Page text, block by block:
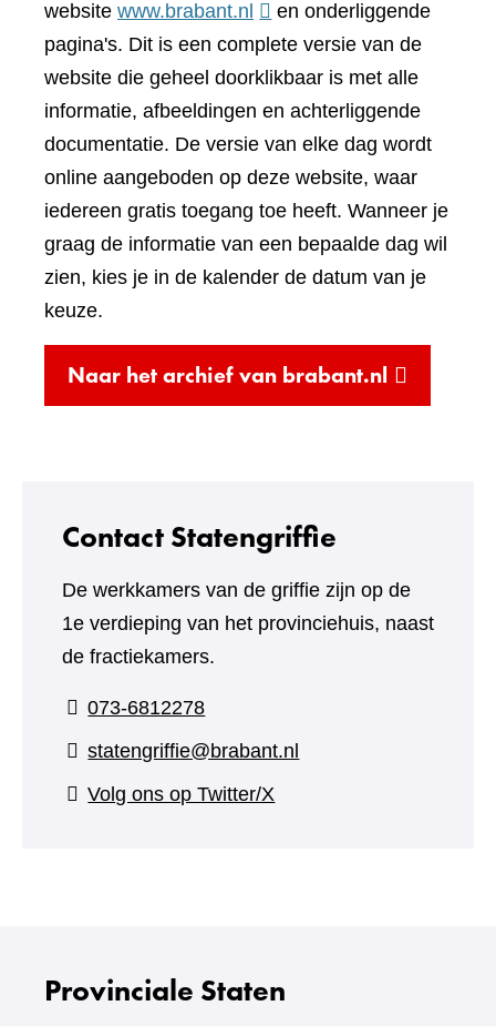
website www.brabant.nl (verwijst
naar
een
andere
website)
en onderliggende
pagina's. Dit is een complete versie van de
website die geheel doorklikbaar is met alle
informatie, afbeeldingen en achterliggende
documentatie. De versie van elke dag wordt
online aangeboden op deze website, waar
iedereen gratis toegang toe heeft. Wanneer je
graag de informatie van een bepaalde dag wil
zien, kies je in de kalender de datum van je
keuze.
Naar het archief van brabant.nl (verwijst
naar
Contact Statengriffie
De werkkamers van de griffie zijn op de
1e verdieping van het provinciehuis, naast
de fractiekamers.
073-6812278
statengriffie@brabant.nl
Volg ons op Twitter/X
Provinciale Staten